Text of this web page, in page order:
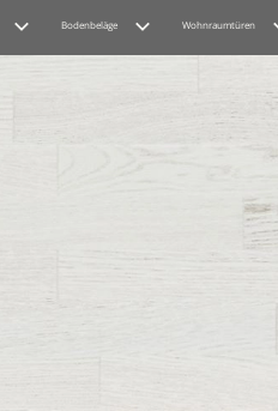
Bodenbeläge Wohnraumtüren